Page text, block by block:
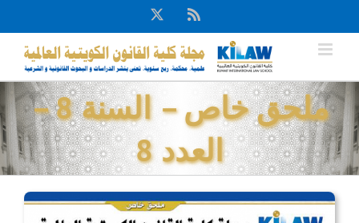
to
content
Rss
X
ملحق خاص – السنة 8 –
العدد 8